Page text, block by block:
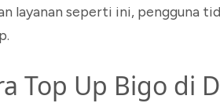
layanan seperti ini, pengguna
Top Up Bigo di